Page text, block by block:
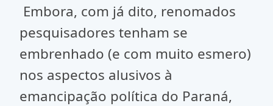
Embora, com já dito, renomados
pesquisadores tenham se
embrenhado (e com muito esmero)
nos aspectos alusivos à
emancipação política do Paraná,